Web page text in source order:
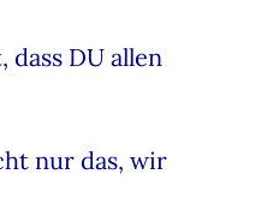
DU allen
nur das, wir